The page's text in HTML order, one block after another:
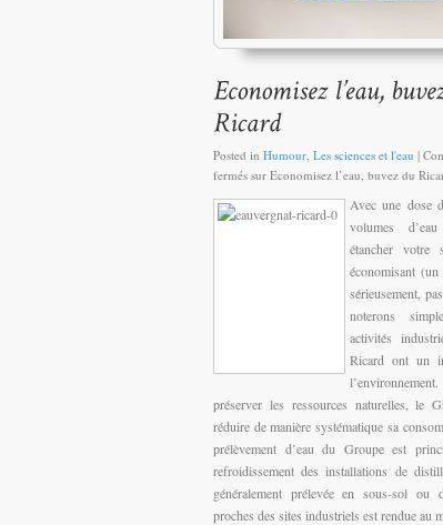
Posted in Humour Les sciences et l'eau |
fermés sur Economisez l’eau, buvez du
Avec une dose
volumes
étancher
économisant (un
sérieusement,
noterons
activités
Ricard ont un
préserver les ressources naturelles, le
réduire de manière systématique sa
prélèvement d’eau du Groupe est
refroidissement des installations de
généralement prélevée en sous-sol ou
proches des sites industriels est rendue au